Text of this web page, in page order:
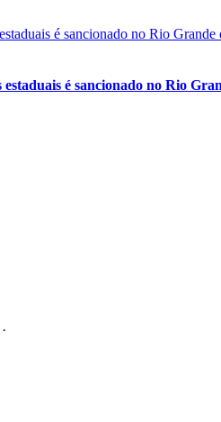
é sancionado no Rio
·